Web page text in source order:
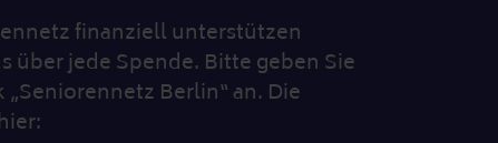
finanziell unterstützen
über jede Spende. Bitte geben Sie
Berlin“ an. Die